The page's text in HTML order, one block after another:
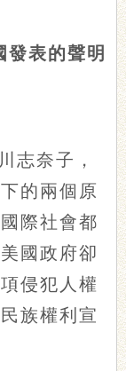
表的聲明
志奈子，
的兩個原
際社會都
國政府卻
侵犯人權
族權利宣